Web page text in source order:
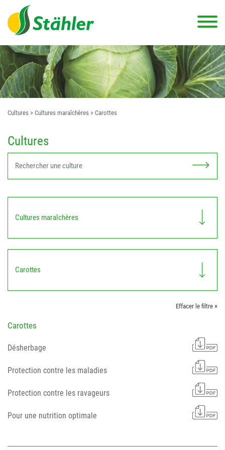
Cultures > Cultures maraîchères > Carottes
Cultures
Cultures maraîchères
Carottes
Effacer le filtre ×
Carottes
Désherbage
Protection contre les maladies
Protection contre les ravageurs
Pour une nutrition optimale